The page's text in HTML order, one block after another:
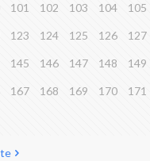
101 102 103 104 105
123 124 125 126 127
145 146 147 148 149
167 168 169 170 171